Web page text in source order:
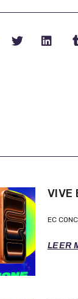
VIVE
EC
LEER